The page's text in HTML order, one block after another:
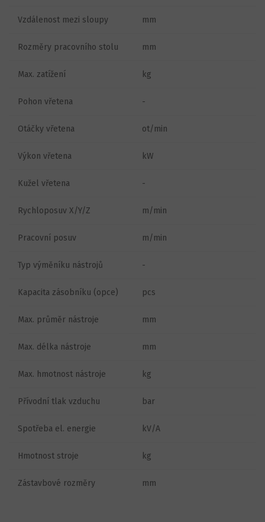
Vzdálenost mezi sloupy mm
Rozměry pracovního stolu mm
Max. zatížení kg
Pohon vřetena -
Otáčky vřetena ot/min
Výkon vřetena kW
Kužel vřetena -
Rychloposuv X/Y/Z m/min
Pracovní posuv m/min
Typ výměníku nástrojů -
Kapacita zásobníku (opce) pcs
Max. průměr nástroje mm
Max. délka nástroje mm
Max. hmotnost nástroje kg
Přívodní tlak vzduchu bar
Spotřeba el. energie kV/A
Hmotnost stroje kg
Zástavbové rozměry mm